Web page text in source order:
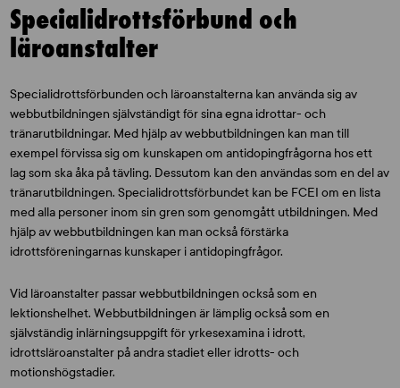
Specialidrottsförbund och
läroanstalter
Specialidrottsförbunden och läroanstalterna kan använda sig av
webbutbildningen självständigt för sina egna idrottar- och
tränarutbildningar. Med hjälp av webbutbildningen kan man till
exempel förvissa sig om kunskapen om antidopingfrågorna hos ett
lag som ska åka på tävling. Dessutom kan den användas som en del av
tränarutbildningen. Specialidrottsförbundet kan be FCEI om en lista
med alla personer inom sin gren som genomgått utbildningen. Med
hjälp av webbutbildningen kan man också förstärka
idrottsföreningarnas kunskaper i antidopingfrågor.
Vid läroanstalter passar webbutbildningen också som en
lektionshelhet. Webbutbildningen är lämplig också som en
självständig inlärningsuppgift för yrkesexamina i idrott,
idrottsläroanstalter på andra stadiet eller idrotts- och
motionshögstadier.